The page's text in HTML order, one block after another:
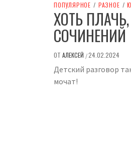
ПОПУЛЯРНОЕ / РАЗНОЕ /
ХОТЬ
СОЧИНЕНИЙ
ОТ АЛЕКСЕЙ /24.02.2024
Детский разговор
мочат!